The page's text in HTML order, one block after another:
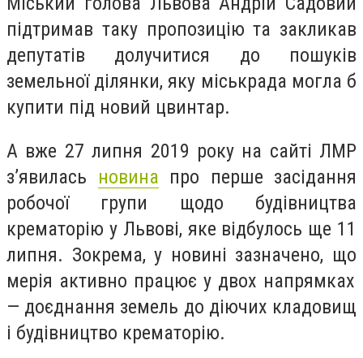
підтримав таку пропозицію та закликав
депутатів долучитися до пошуків
земельної ділянки, яку міськрада могла б
купити під новий цвинтар.
А вже 27 липня 2019 року на сайті ЛМР
з’явилась новина про перше засідання
робочої групи щодо будівництва
крематорію у Львові, яке відбулось ще 11
липня. Зокрема, у новині зазначено, що
мерія активно працює у двох напрямках
— доєднання земель до діючих кладовищ
і будівництво крематорію.